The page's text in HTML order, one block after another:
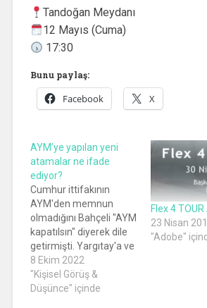
Tandoğan Meydanı
12 Mayıs (Cuma)
17:30
Bunu paylaş:
Facebook X
AYM’ye yapılan yeni
atamalar ne ifade
ediyor?
Cumhur ittifakının
AYM'den memnun
olmadığını Bahçeli "AYM
kapatılsın" diyerek dile
getirmişti. Yargıtay'a ve
Sayıştay'a yapılan
atamalar ve buraların
kontenjanı ile AYM'ye
8 Ekim 2022
"Kişisel Görüş &
Düşünce" içinde
Flex 4
23 Nisan
"Adobe"